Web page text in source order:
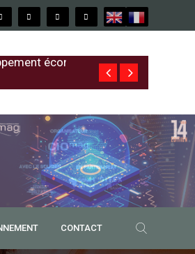
économique
Free au
CONTACT